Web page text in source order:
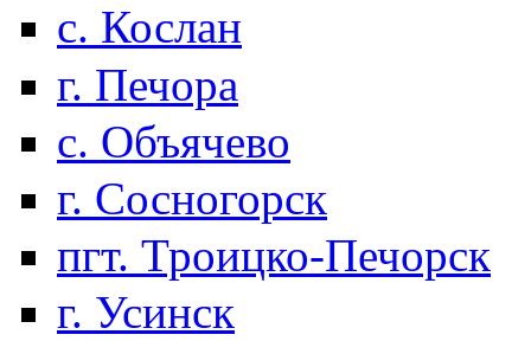
с. Кослан
г. Печора
с. Объячево
г. Сосногорск
пгт. Троицко-Печорск
г. Усинск